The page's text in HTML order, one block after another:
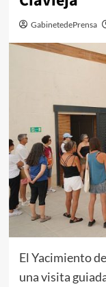
GabinetedePrensa
El Yacimiento
una visita